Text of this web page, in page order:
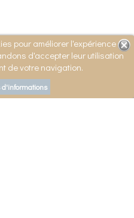
pour améliorer l'expérience
d'accepter leur utilisation
de votre navigation.
d'informations